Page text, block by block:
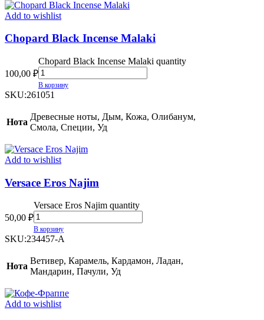
Add to wishlist
Chopard Black Incense Malaki
100,00 ₽
Chopard Black Incense Malaki quantity
В корзину
SKU:261051
Нота
Древесные ноты, Дым, Кожа, Олибанум,
Смола, Специи, Уд
Add to wishlist
Versace Eros Najim
50,00 ₽
Versace Eros Najim quantity
В корзину
SKU:234457-A
Нота
Ветивер, Карамель, Кардамон, Ладан,
Мандарин, Пачули, Уд
Add to wishlist